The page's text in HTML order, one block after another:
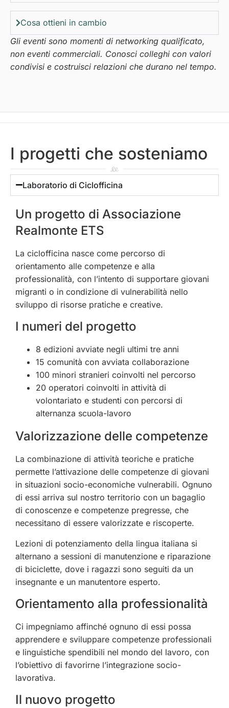
Cosa ottieni in cambio
Gli eventi sono momenti di networking qualificato,
non eventi commerciali. Conosci colleghi con valori
condivisi e costruisci relazioni che durano nel tempo.
I progetti che sosteniamo
Laboratorio di Ciclofficina
Un progetto di Associazione
Realmonte ETS
La ciclofficina nasce come percorso di
orientamento alle competenze e alla
professionalità, con l’intento di supportare giovani
migranti o in condizione di vulnerabilità nello
sviluppo di risorse pratiche e creative.
I numeri del progetto
8 edizioni avviate negli ultimi tre anni
15 comunità con avviata collaborazione
100 minori stranieri coinvolti nel percorso
20 operatori coinvolti in attività di
volontariato e studenti con percorsi di
alternanza scuola-lavoro
Valorizzazione delle competenze
La combinazione di attività teoriche e pratiche
permette l’attivazione delle competenze di giovani
in situazioni socio-economiche vulnerabili. Ognuno
di essi arriva sul nostro territorio con un bagaglio
di conoscenze e competenze pregresse, che
necessitano di essere valorizzate e riscoperte.
Lezioni di potenziamento della lingua italiana si
alternano a sessioni di manutenzione e riparazione
di biciclette, dove i ragazzi sono seguiti da un
insegnante e un manutentore esperto.
Orientamento alla professionalità
Ci impegniamo affinché ognuno di essi possa
apprendere e sviluppare competenze professionali
e linguistiche spendibili nel mondo del lavoro, con
l’obiettivo di favorirne l’integrazione socio-
lavorativa.
Il nuovo progetto